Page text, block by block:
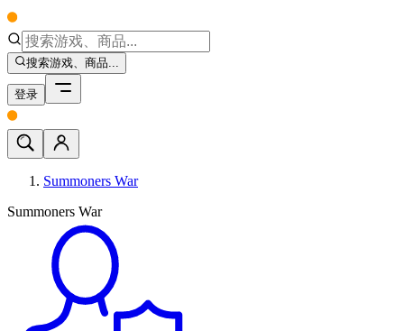
搜索游戏、商品...
登录
Summoners War
Summoners War